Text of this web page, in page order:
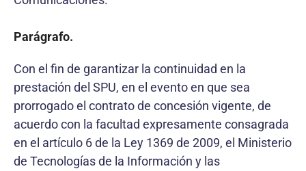
Parágrafo.
Con el fin de garantizar la continuidad en la
prestación del SPU, en el evento en que sea
prorrogado el contrato de concesión vigente, de
acuerdo con la facultad expresamente consagrada
en el artículo 6 de la Ley 1369 de 2009, el Ministerio
de Tecnologías de la Información y las